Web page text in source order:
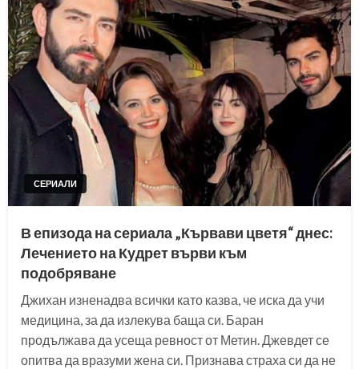
СЕРИАЛИ
В епизода на сериала „Кървави цветя“ днес:
Лечението на Кудрет върви към
подобряване
Джихан изненадва всички като казва, че иска да учи
медицина, за да излекува баща си. Баран
продължава да усеща ревност от Метин. Джевдет се
опитва да вразуми жена си. Признава страха си да не